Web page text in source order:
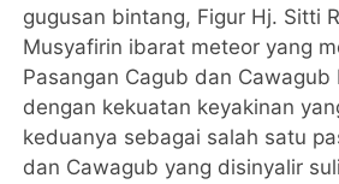
gugusan bintang, Figur Hj. Sitti
Musyafirin ibarat meteor yang
Pasangan Cagub dan Cawagub
dengan kekuatan keyakinan
keduanya sebagai salah satu
dan Cawagub yang disinyalir